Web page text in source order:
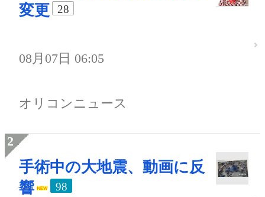
変更
28
08月07日 06:05
オリコンニュース
手術中の大地震、動画に反
響
98